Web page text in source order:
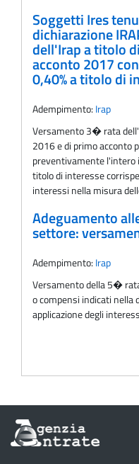
Soggetti Ires
dichiarazione
dell'Irap a titolo
acconto 2017
0,40% a titolo di
Adempimento: Irap
Versamento 3� rata
2016 e di primo acconto
preventivamente l'intero
titolo di interesse
interessi nella misura
Adeguamento
settore:
Adempimento: Irap
Versamento della 5�
o compensi indicati nella
applicazione degli
Informazioni
sul